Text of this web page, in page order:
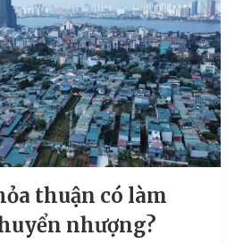
thuận có làm
nhượng?